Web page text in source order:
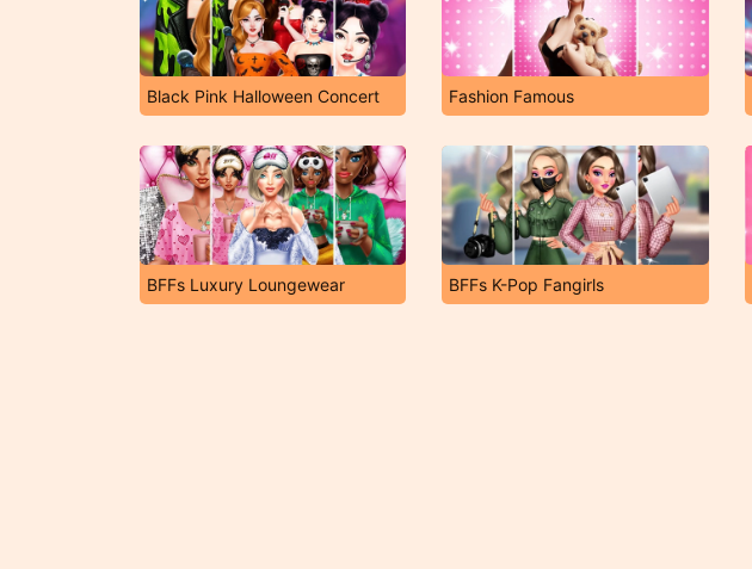
Black Pink Halloween Concert Fashion Famous
BFFs Luxury Loungewear BFFs K-Pop Fangirls